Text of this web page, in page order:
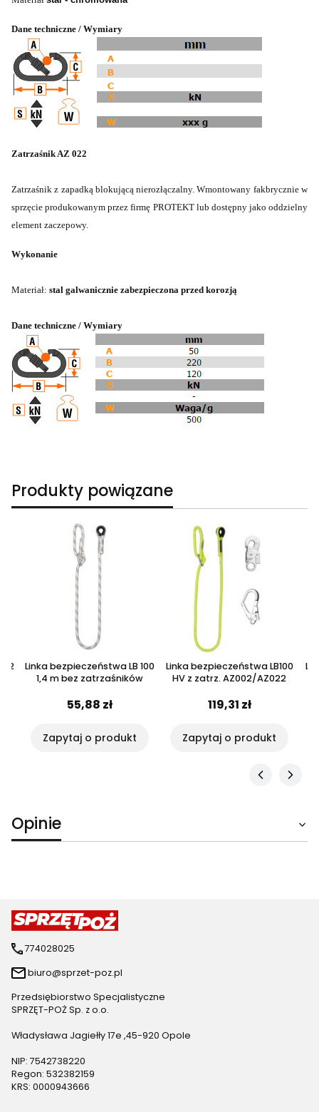
Dane techniczne / Wymiary
Zatrzaśnik AZ 022
Zatrzaśnik z zapadką blokującą nierozłączalny. Wmontowany fakbrycznie w
sprzęcie produkowanym przez firmę PROTEKT lub dostępny jako oddzielny
element zaczepowy.
Wykonanie
Materiał: stal galwanicznie zabezpieczona przed korozją
Dane techniczne / Wymiary
Produkty powiązane
Linka bezpieczeństwa LB 100
1,4 m bez zatrzaśników
55,88 zł
Zapytaj o produkt
Linka bezpieczeństwa LB100
HV z zatrz. AZ002/AZ022
119,31 zł
Zapytaj o produkt
Opinie
774028025
biuro@sprzet-poz.pl
Przedsiębiorstwo Specjalistyczne
SPRZĘT-POŻ Sp. z o.o.
Władysława Jagiełły 17e ,45-920 Opole
NIP: 7542738220
Regon: 532382159
KRS: 0000943666